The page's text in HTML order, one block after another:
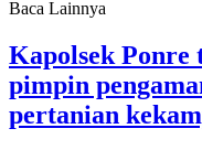
Baca Lainnya
Kapolsek Ponre
pimpin
pertanian